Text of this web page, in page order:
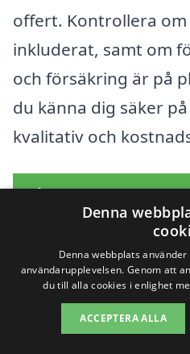
offert. Kontrollera
inkluderat, samt om
och försäkring är på
du känna dig säker
kvalitativ och
Få 3 erbjudanden,
förpliktelser
Sök efter en
Denna
Denna webbplats
användarupplevelsen. Genom att
du till alla cookies i enlighet
ACCEPTERA ALLA